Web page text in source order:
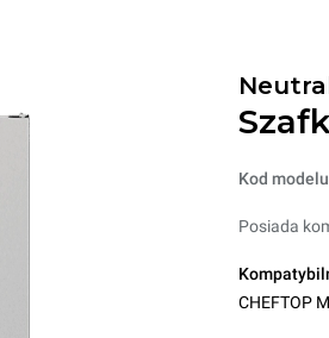
Kod
Posiada
CHEFTOP